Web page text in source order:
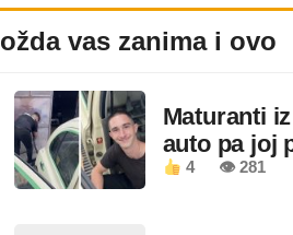
vas zanima i ovo
Maturanti
auto pa joj
4 👁 281